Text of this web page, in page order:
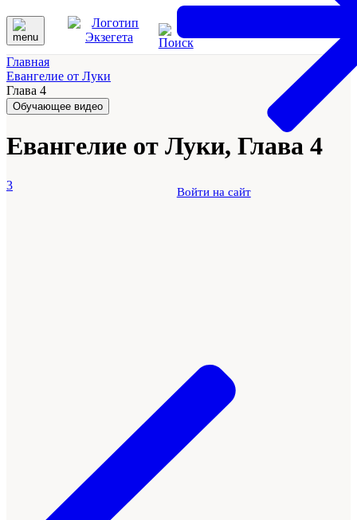
Войти на сайт
Главная
Евангелие от Луки
Глава 4
Обучающее видео
Евангелие от Луки, Глава 4
3